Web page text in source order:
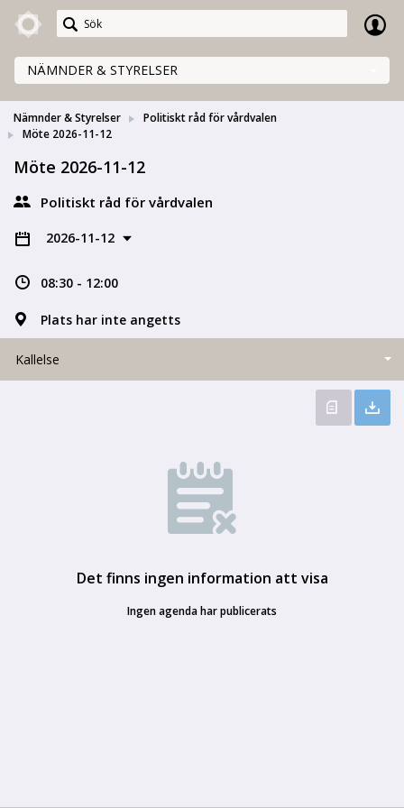
Meetings+
NÄMNDER & STYRELSER
Nämnder & Styrelser
Politiskt råd för vårdvalen
Möte 2026-11-12
Möte 2026-11-12
Politiskt råd för vårdvalen
2026-11-12
08:30 - 12:00
Plats har inte angetts
Kallelse
Det finns ingen information att visa
Ingen agenda har publicerats